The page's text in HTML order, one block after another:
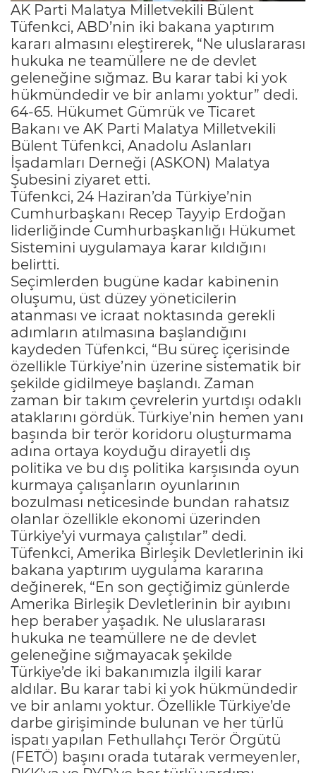
AK Parti Malatya Milletvekili Bülent
Tüfenkci, ABD’nin iki bakana yaptırım
kararı almasını eleştirerek, “Ne uluslararası
hukuka ne teamüllere ne de devlet
geleneğine sığmaz. Bu karar tabi ki yok
hükmündedir ve bir anlamı yoktur” dedi.
64-65. Hükumet Gümrük ve Ticaret
Bakanı ve AK Parti Malatya Milletvekili
Bülent Tüfenkci, Anadolu Aslanları
İşadamları Derneği (ASKON) Malatya
Şubesini ziyaret etti.
Tüfenkci, 24 Haziran’da Türkiye’nin
Cumhurbaşkanı Recep Tayyip Erdoğan
liderliğinde Cumhurbaşkanlığı Hükumet
Sistemini uygulamaya karar kıldığını
belirtti.
Seçimlerden bugüne kadar kabinenin
oluşumu, üst düzey yöneticilerin
atanması ve icraat noktasında gerekli
adımların atılmasına başlandığını
kaydeden Tüfenkci, “Bu süreç içerisinde
özellikle Türkiye’nin üzerine sistematik bir
şekilde gidilmeye başlandı. Zaman
zaman bir takım çevrelerin yurtdışı odaklı
ataklarını gördük. Türkiye’nin hemen yanı
başında bir terör koridoru oluşturmama
adına ortaya koyduğu dirayetli dış
politika ve bu dış politika karşısında oyun
kurmaya çalışanların oyunlarının
bozulması neticesinde bundan rahatsız
olanlar özellikle ekonomi üzerinden
Türkiye’yi vurmaya çalıştılar” dedi.
Tüfenkci, Amerika Birleşik Devletlerinin iki
bakana yaptırım uygulama kararına
değinerek, “En son geçtiğimiz günlerde
Amerika Birleşik Devletlerinin bir ayıbını
hep beraber yaşadık. Ne uluslararası
hukuka ne teamüllere ne de devlet
geleneğine sığmayacak şekilde
Türkiye’de iki bakanımızla ilgili karar
aldılar. Bu karar tabi ki yok hükmündedir
ve bir anlamı yoktur. Özellikle Türkiye’de
darbe girişiminde bulunan ve her türlü
ispatı yapılan Fethullahçı Terör Örgütü
(FETÖ) başını orada tutarak vermeyenler,